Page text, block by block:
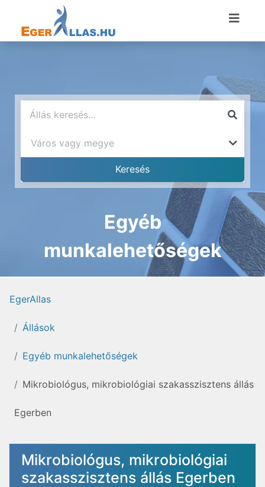
Egyéb
munkalehetőségek
EgerAllas
Állások
Egyéb munkalehetőségek
Mikrobiológus, mikrobiológiai szakasszisztens állás
Egerben
Mikrobiológus, mikrobiológiai
szakasszisztens állás Egerben